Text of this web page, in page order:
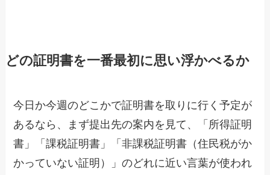
どの証明書を一番最初に思い浮かべるか
今日か今週のどこかで証明書を取りに行く予定が
あるなら、まず提出先の案内を見て、「所得証明
書」「課税証明書」「非課税証明書（住民税がか
かっていない証明）」のどれに近い言葉が使われ